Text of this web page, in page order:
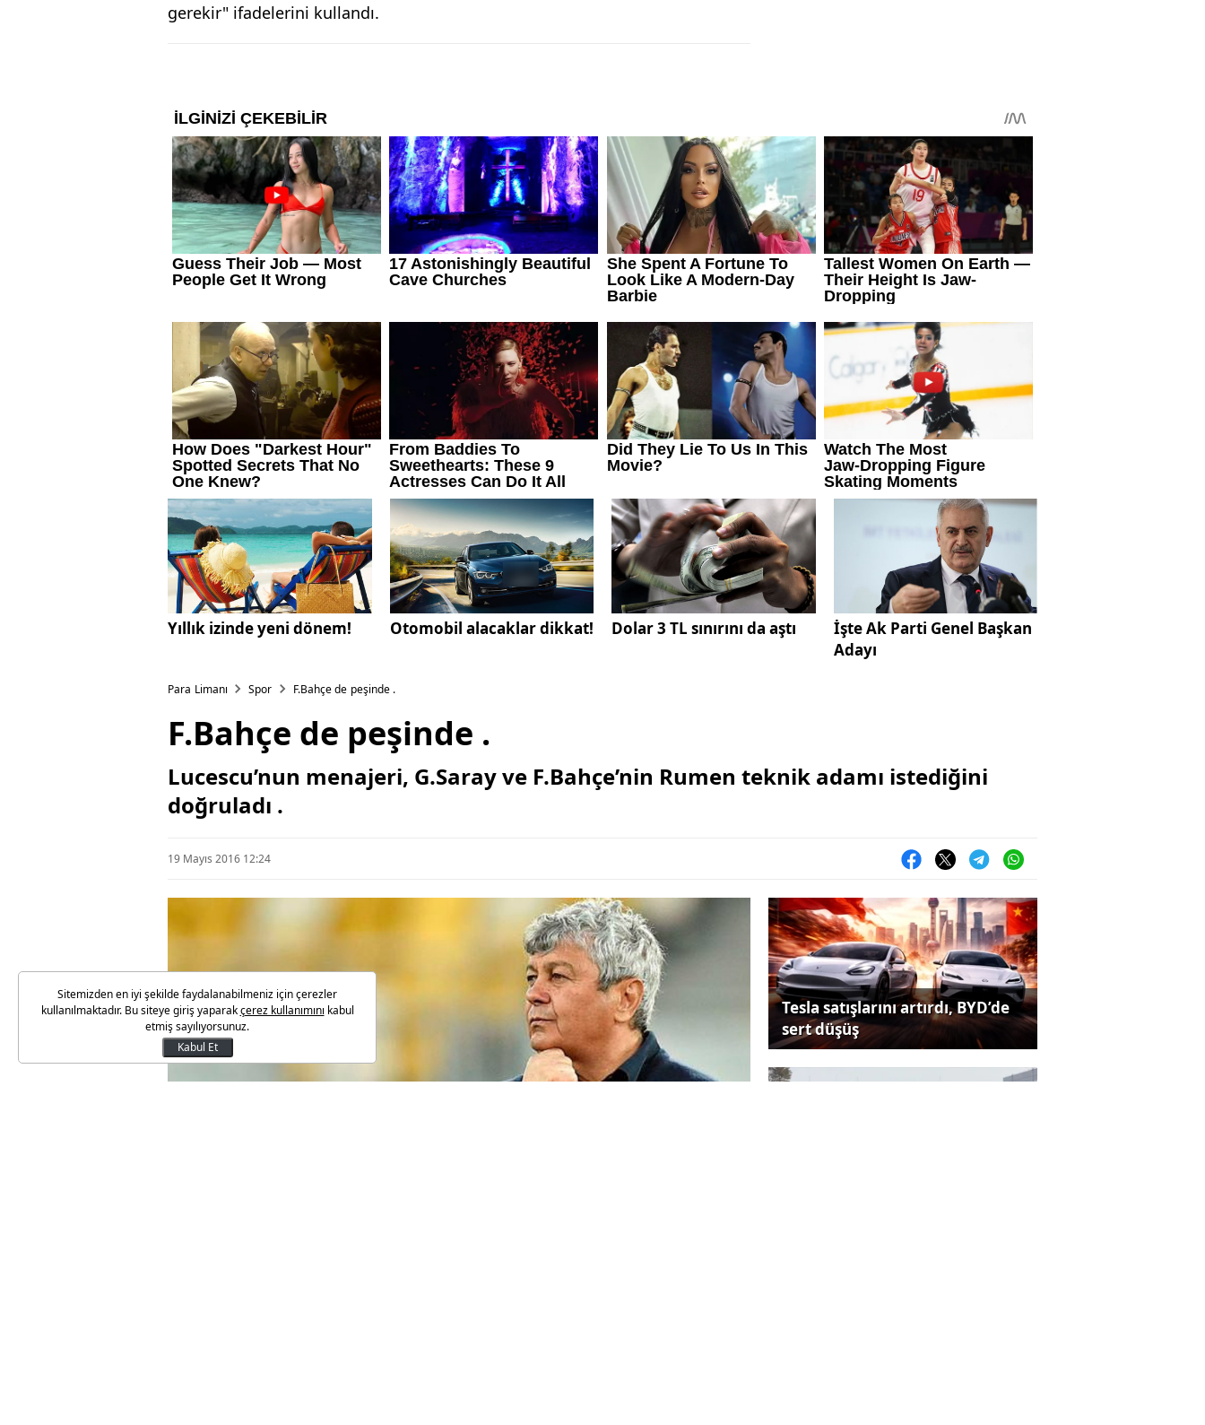
gerekir" ifadelerini kullandı.
Yıllık izinde yeni dönem! Otomobil alacaklar dikkat! Dolar 3 TL sınırını da aştı
İşte Ak Parti Genel Başkan
Adayı
Para Limanı Spor F.Bahçe de peşinde .
F.Bahçe de peşinde .
Lucescu’nun menajeri, G.Saray ve F.Bahçe’nin Rumen teknik adamı istediğini
doğruladı .
19 Mayıs 2016 12:24
Tesla satışlarını artırdı, BYD’de
sert düşüş
Sitemizden en iyi şekilde faydalanabilmeniz için çerezler
kullanılmaktadır. Bu siteye giriş yaparakçerez kullanımını kabul
etmiş sayılıyorsunuz.
Kabul Et